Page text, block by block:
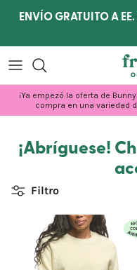
Ir al contenido
ENVÍO GRATUITO A
¡Ya empezó la oferta de
compra en una variedad
¡Abríguese!
Filtro